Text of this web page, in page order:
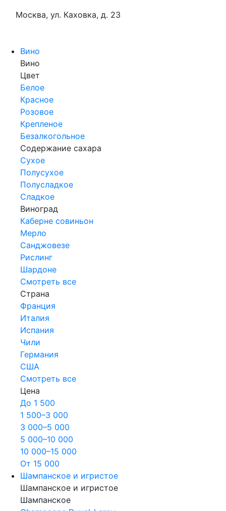
Москва, ул. Каховка, д. 23
Вино
Вино
Цвет
Белое
Красное
Розовое
Крепленое
Безалкогольное
Содержание сахара
Сухое
Полусухое
Полусладкое
Сладкое
Виноград
Каберне совиньон
Мерло
Санджовезе
Рислинг
Шардоне
Смотреть все
Страна
Франция
Италия
Испания
Чили
Германия
США
Смотреть все
Цена
До 1 500
1 500–3 000
3 000–5 000
5 000–10 000
10 000–15 000
От 15 000
Шампанское и игристое
Шампанское и игристое
Шампанское